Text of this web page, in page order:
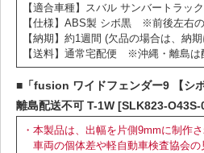
【適合車種】スバル サンバートラッ
【仕様】ABS製 シボ黒 ※前後左右
【納期】約1週間 (欠品の場合は、納
【送料】通常宅配便 ※沖縄・離島は
■「fusion ワイドフェンダー9 【シ
離島配送不可 T-1W [SLK823-
・本製品は、出幅を片側9mmに制作
車両の個体差や軽自動車検査協会の